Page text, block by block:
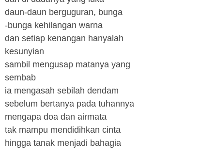
daun-daun berguguran, bunga
-bunga kehilangan warna
dan setiap kenangan hanyalah
kesunyian
sambil mengusap matanya yang
sembab
ia mengasah sebilah dendam
sebelum bertanya pada tuhannya
mengapa doa dan airmata
tak mampu mendidihkan cinta
hingga tanak menjadi bahagia